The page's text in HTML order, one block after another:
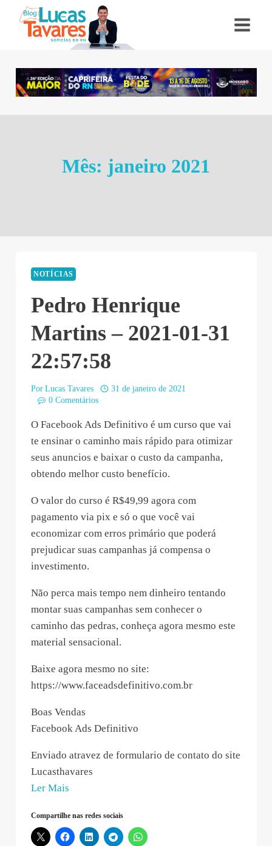
Mês: janeiro 2021
NOTÍCIAS
Pedro Henrique
Martins – 2021-01-31
22:57:58
Por Lucas Tavares
31 de janeiro de 2021
0 Comentários
O Facebook Ads Definitivo é um curso que vai
te ensinar o caminho mais rápido para otimizar
seus anuncios e baixar o custo da campanha,
obtendo melhor custo benefício.
O valor do curso é R$49,99 agora com
pagamento via pix e só o que você vai
economizar com erros primário que poderá
prejudicar suas campanhas já compensa o
investimento.
Não perca mais tempo nem dinheiro tentando
montar suas campanhas sem conhecer o
caminho das pedras, conheça agora mesmo este
material sensacional.
Baixe agora mesmo no site:
https://www.faceadsdefinitivo.com.br
Boas Vendas
Facebook Ads Definitivo
Enviado atravez de formulario de contato do site
Lucasthavares
Ler Mais
Martins
–
Compartilhe nas redes sociais